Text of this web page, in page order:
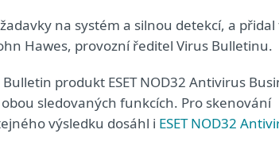
na systém a silnou detekcí, a
Hawes, provozní ředitel Virus Bulletinu.
produkt ESET NOD32 Antivirus
sledovaných funkcích. Pro skenování
výsledku dosáhl i ESET NOD32